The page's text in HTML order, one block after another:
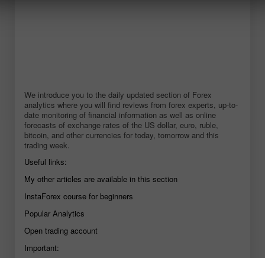
We introduce you to the daily updated section of Forex
analytics where you will find reviews from forex experts, up-to-
date monitoring of financial information as well as online
forecasts of exchange rates of the US dollar, euro, ruble,
bitcoin, and other currencies for today, tomorrow and this
trading week.
Useful links:
My other articles are available in this section
InstaForex course for beginners
Popular Analytics
Open trading account
Important: